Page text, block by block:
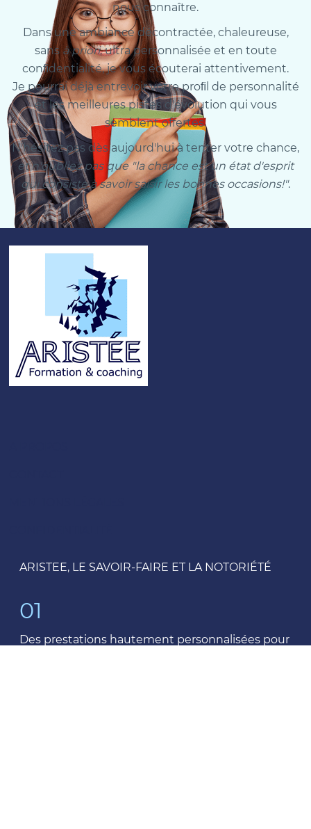
nous connaître.
Dans une ambiance décontractée, chaleureuse,
sansà priori, ultra personnalisée et en toute
conﬁdentialité, je vous écouterai attentivement.
Je pourrai déjà entrevoir votre proﬁl de personnalité
et les meilleures pistes d'évolution qui vous
semblent offertes.
N'hésitez pas dès aujourd'hui à tenter votre chance,
et n'oubliez pas que "la chance est un état d'esprit
qui consiste à savoir saisir les bonnes occasions!".
ARISTEE, LE SAVOIR-FAIRE ET LA NOTORIÉTÉ
01
Des prestations hautement personnalisées pour